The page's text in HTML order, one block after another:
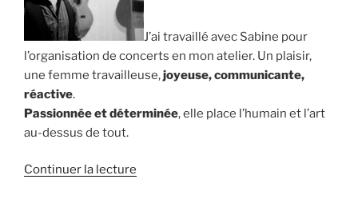
J’ai travaillé avec Sabine pour
l’organisation de concerts en mon atelier. Un plaisir,
une femme travailleuse,joyeuse, communicante,
réactive.
Passionnée et déterminée, elle place l’humain et l’art
au-dessus de tout.
Continuer la lecture